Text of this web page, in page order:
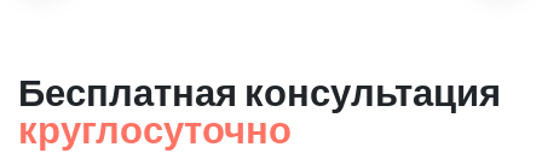
Бесплатная консультация
круглосуточно